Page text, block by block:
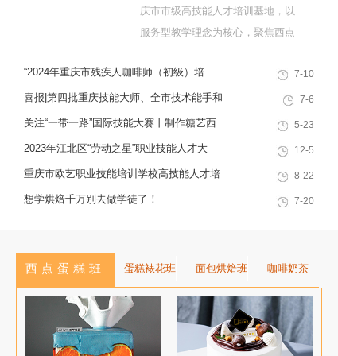
庆市市级高技能人才培训基地，以
服务型教学理念为核心，聚焦西点
十余载，致力于培养兼具社会责任
感与创新思维的复合型行业高技能
人才，是集技能培训、证书认定、
“2024年重庆市残疾人咖啡师（初级）培
训”职业技能提升计划活动
7-10
喜报|第四批重庆技能大师、全市技术能手和
巴渝青年技能之星名单出炉，重庆欧艺职业
技能培训学校技能人才榜上有名！
7-6
关注“一带一路”国际技能大赛丨制作糖艺西
点，看手艺更考验审美
5-23
2023年江北区“劳动之星”职业技能人才大
赛，我校选手荣获互联网营销师第一名
12-5
重庆市欧艺职业技能培训学校高技能人才培
训基地建设专家指导会会议简报
8-22
想学烘焙千万别去做学徒了！ 7-20
西点蛋糕班 蛋糕裱花班 面包烘焙班 咖啡奶茶